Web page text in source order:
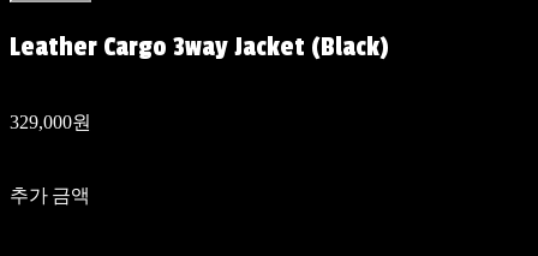
Leather Cargo 3way Jacket (Black)
329,000원
추가 금액